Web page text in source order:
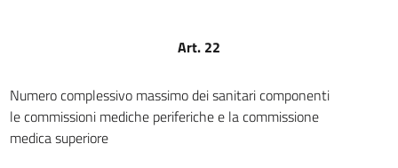
23
24
Art. 22
Numero complessivo massimo dei sanitari componenti
le commissioni mediche periferiche e la commissione
medica superiore